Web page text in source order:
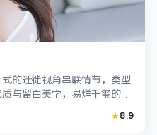
的迁徙视角串联情节，类型
与留白美学，易烊千玺的表
8.9